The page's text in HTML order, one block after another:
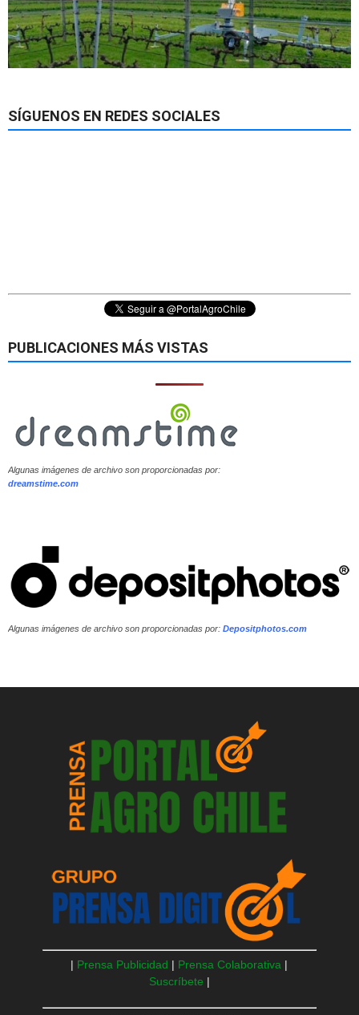
SÍGUENOS EN REDES SOCIALES
PUBLICACIONES MÁS VISTAS
Algunas imágenes de archivo son proporcionadas por:
dreamstime.com
Algunas imágenes de archivo son proporcionadas por: Depositphotos.com
| Prensa Publicidad | Prensa Colaborativa |
Suscríbete |